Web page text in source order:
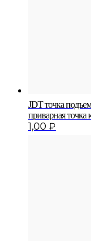
JDT точка
приварная точка
1,00 ₽